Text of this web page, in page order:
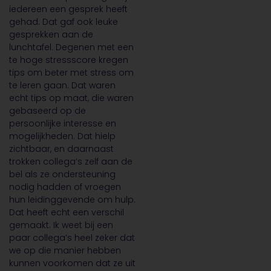
iedereen een gesprek heeft
gehad. Dat gaf ook leuke
gesprekken aan de
lunchtafel. Degenen met een
te hoge stressscore kregen
tips om beter met stress om
te leren gaan. Dat waren
echt tips op maat, die waren
gebaseerd op de
persoonlijke interesse en
mogelijkheden. Dat hielp
zichtbaar, en daarnaast
trokken collega’s zelf aan de
bel als ze ondersteuning
nodig hadden of vroegen
hun leidinggevende om hulp.
Dat heeft echt een verschil
gemaakt. Ik weet bij een
paar collega’s heel zeker dat
we op die manier hebben
kunnen voorkomen dat ze uit